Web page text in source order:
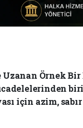
Örnek Bir
için azim,